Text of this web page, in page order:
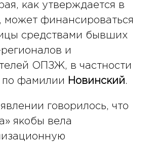
как утверждается в
может финансироваться
средствами бывших
и
ОПЗЖ, в частности
по фамилии
Новинский.
говорилось, что
якобы вела